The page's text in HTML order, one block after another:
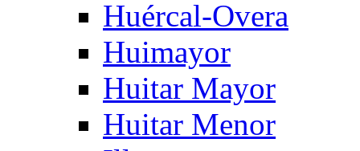
Huércal-Overa
Huimayor
Huitar Mayor
Huitar Menor